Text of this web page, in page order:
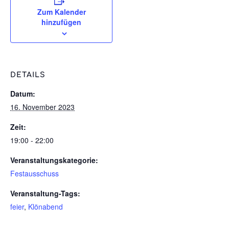
Zum Kalender
hinzufügen
DETAILS
Datum:
16. November 2023
Zeit:
19:00 - 22:00
Veranstaltungskategorie:
Festausschuss
Veranstaltung-Tags:
feier, Klönabend